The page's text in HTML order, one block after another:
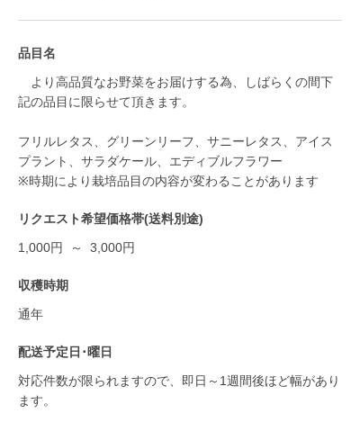
品目名
より高品質なお野菜をお届けする為、しばらくの間下
記の品目に限らせて頂きます。
フリルレタス、グリーンリーフ、サニーレタス、アイス
プラント、サラダケール、エディブルフラワー
※時期により栽培品目の内容が変わることがあります
リクエスト希望価格帯(送料別途)
1,000円 ～ 3,000円
収穫時期
通年
配送予定日･曜日
対応件数が限られますので、即日～1週間後ほど幅があり
ます。